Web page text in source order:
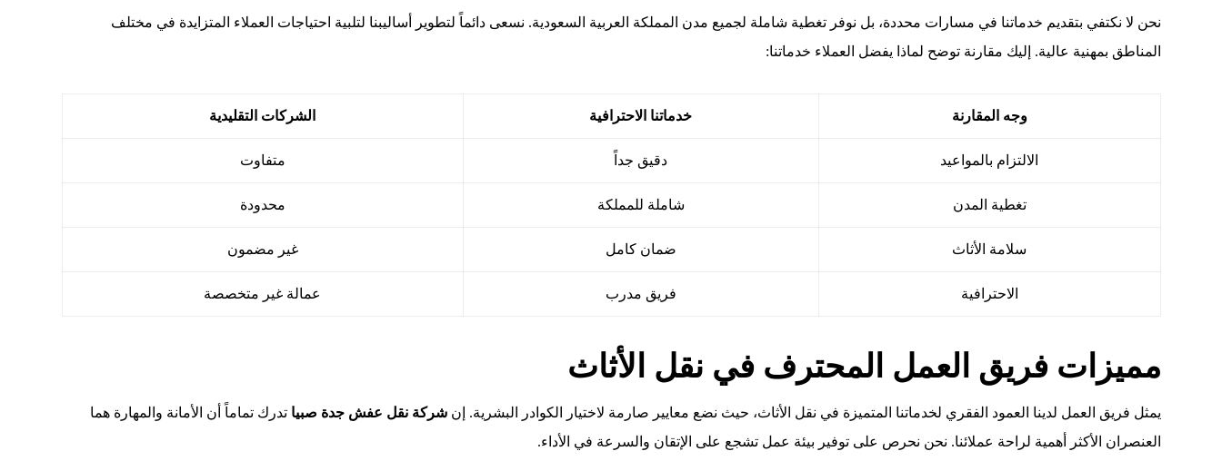
نحن لا نكتفي بتقديم خدماتنا في مسارات محددة، بل نوفر تغطية شاملة لجميع مدن المملكة العربية السعودية. نسعى دائماً لتطوير أساليبنا لتلبية احتياجات العملاء المتزايدة في مختلف
المناطق بمهنية عالية. إليك مقارنة توضح لماذا يفضل العملاء خدماتنا:
وجه المقارنة خدماتنا الاحترافية الشركات التقليدية
الالتزام بالمواعيد دقيق جداً متفاوت
تغطية المدن شاملة للمملكة محدودة
سلامة الأثاث ضمان كامل غير مضمون
الاحترافية فريق مدرب عمالة غير متخصصة
مميزات فريق العمل المحترف في نقل الأثاث
يمثل فريق العمل لدينا العمود الفقري لخدماتنا المتميزة في نقل الأثاث، حيث نضع معايير صارمة لاختيار الكوادر البشرية. إنشركة نقل عفش جدة صبيا تدرك تماماً أن الأمانة والمهارة هما
العنصران الأكثر أهمية لراحة عملائنا. نحن نحرص على توفير بيئة عمل تشجع على الإتقان والسرعة في الأداء.